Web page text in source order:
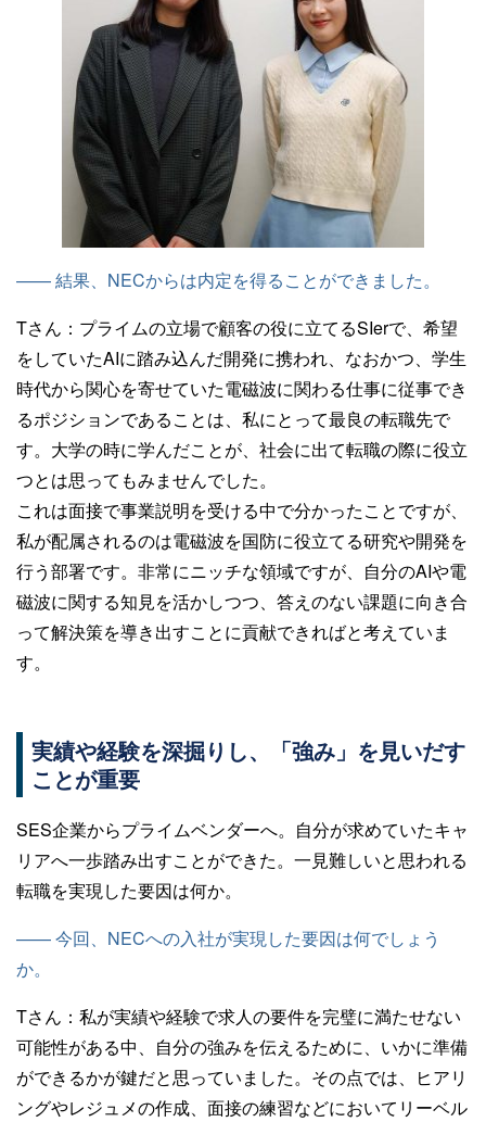
—— 結果、NECからは内定を得ることができました。
Tさん： プライムの立場で顧客の役に立てるSIerで、希望
をしていたAIに踏み込んだ開発に携われ、なおかつ、学生
時代から関心を寄せていた電磁波に関わる仕事に従事でき
るポジションであることは、私にとって最良の転職先で
す。大学の時に学んだことが、社会に出て転職の際に役立
つとは思ってもみませんでした。
これは面接で事業説明を受ける中で分かったことですが、
私が配属されるのは電磁波を国防に役立てる研究や開発を
行う部署です。非常にニッチな領域ですが、自分のAIや電
磁波に関する知見を活かしつつ、答えのない課題に向き合
って解決策を導き出すことに貢献できればと考えていま
す。
実績や経験を深掘りし、「強み」を見いだす
ことが重要
SES企業からプライムベンダーへ。自分が求めていたキャ
リアへ一歩踏み出すことができた。一見難しいと思われる
転職を実現した要因は何か。
—— 今回、NECへの入社が実現した要因は何でしょう
か。
Tさん： 私が実績や経験で求人の要件を完璧に満たせない
可能性がある中、自分の強みを伝えるために、いかに準備
ができるかが鍵だと思っていました。その点では、ヒアリ
ングやレジュメの作成、面接の練習などにおいてリーベル